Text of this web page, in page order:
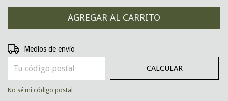
Entregas para el CP:
Medios de envío
CALCULAR
No sé mi código postal